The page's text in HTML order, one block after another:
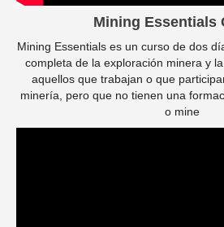
Mining Essentials
Mining Essentials es un curso de dos
completa de la exploración minera y
aquellos que trabajan o que
minería, pero que no tienen una
o mine